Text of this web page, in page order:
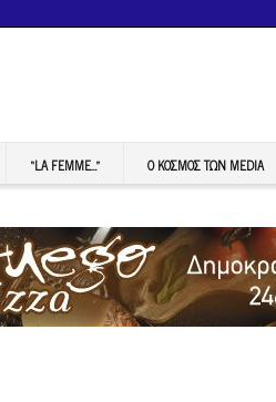
“LA FEMME…” Ο ΚΟΣΜΟΣ ΤΩΝ MEDIA